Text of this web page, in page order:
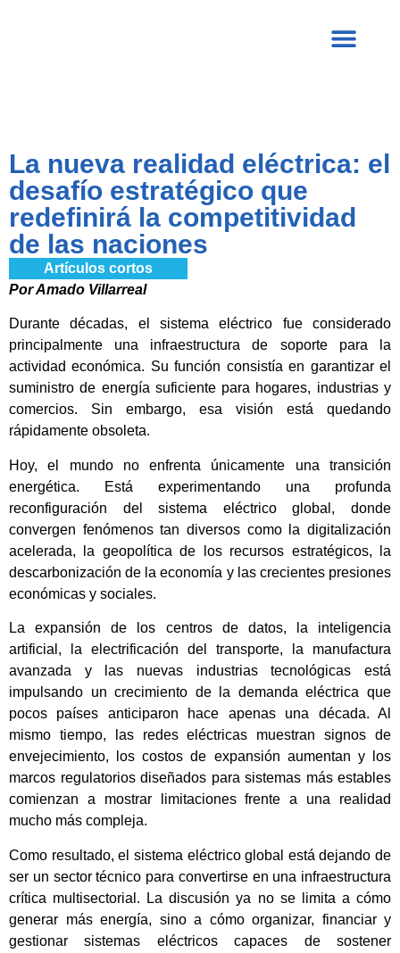
La nueva realidad eléctrica: el
desafío estratégico que
redefinirá la competitividad
de las naciones
Artículos cortos
Por Amado Villarreal
Durante décadas, el sistema eléctrico fue considerado
principalmente una infraestructura de soporte para la
actividad económica. Su función consistía en garantizar el
suministro de energía suficiente para hogares, industrias y
comercios. Sin embargo, esa visión está quedando
rápidamente obsoleta.
Hoy, el mundo no enfrenta únicamente una transición
energética. Está experimentando una profunda
reconfiguración del sistema eléctrico global, donde
convergen fenómenos tan diversos como la digitalización
acelerada, la geopolítica de los recursos estratégicos, la
descarbonización de la economía y las crecientes presiones
económicas y sociales.
La expansión de los centros de datos, la inteligencia
artificial, la electrificación del transporte, la manufactura
avanzada y las nuevas industrias tecnológicas está
impulsando un crecimiento de la demanda eléctrica que
pocos países anticiparon hace apenas una década. Al
mismo tiempo, las redes eléctricas muestran signos de
envejecimiento, los costos de expansión aumentan y los
marcos regulatorios diseñados para sistemas más estables
comienzan a mostrar limitaciones frente a una realidad
mucho más compleja.
Como resultado, el sistema eléctrico global está dejando de
ser un sector técnico para convertirse en una infraestructura
crítica multisectorial. La discusión ya no se limita a cómo
generar más energía, sino a cómo organizar, financiar y
gestionar sistemas eléctricos capaces de sostener